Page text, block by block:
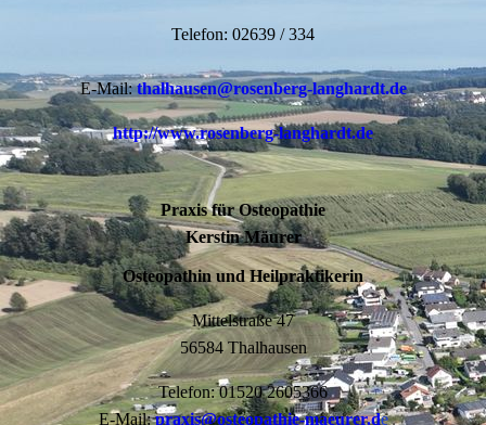
Telefon: 02639 / 334
E-Mail:thalhausen@rosenberg-langhardt.de
http://www.rosenberg-langhardt.de
Praxis für Osteopathie
Kerstin Mäurer
Osteopathin und Heilpraktikerin
Mittelstraße 47
56584 Thalhausen
Telefon: 01520 2605366
E-Mail:praxis@osteopathie-maeurer.de